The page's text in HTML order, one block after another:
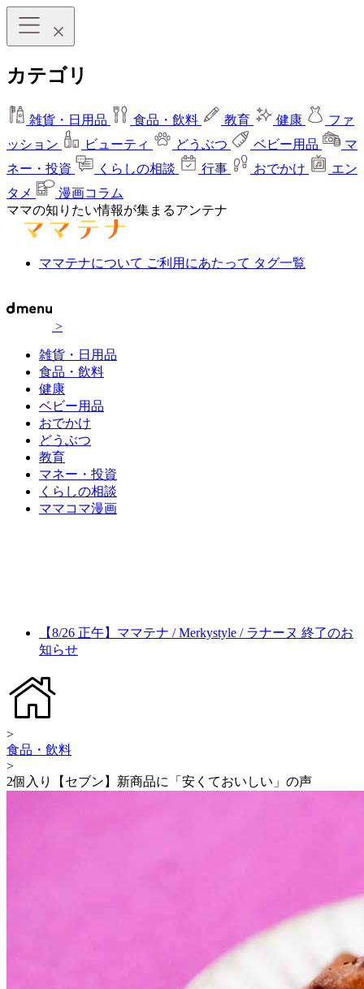
カテゴリ
雑貨・日用品 食品・飲料 教育 健康
ファ
ッション
ビューティ どうぶつ ベビー用品
マ
ネー・投資
くらしの相談 行事 おでかけ
エン
タメ
漫画コラム
ママの知りたい情報が集まるアンテナ
ママテナについて ご利用にあたって タグ一覧
>
雑貨・日用品
食品・飲料
健康
ベビー用品
おでかけ
どうぶつ
教育
マネー・投資
くらしの相談
ママコマ漫画
【8/26 正午】ママテナ / Merkystyle / ラナーヌ 終了のお
知らせ
>
食品・飲料
>
2個入り【セブン】新商品に「安くておいしい」の声